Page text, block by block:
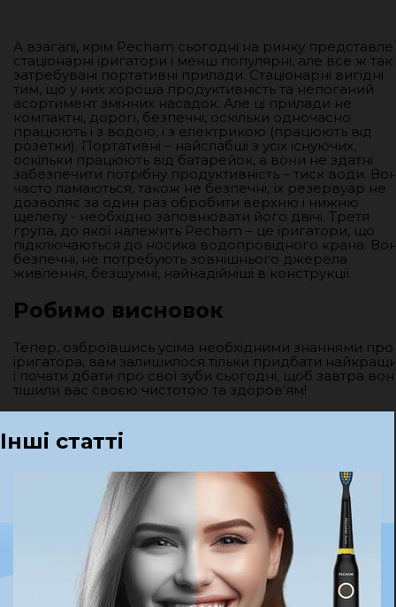
А взагалі, крім Pecham сьогодні на ринку
стаціонарні іригатори і менш популярні, але все ж
затребувані портативні прилади. Стаціонарні вигідні
тим, що у них хороша продуктивність та непоганий
асортимент змінних насадок. Але ці прилади не
компактні, дорогі, безпечні, оскільки одночасно
працюють і з водою, і з електрикою (працюють від
розетки). Портативні – найслабші з усіх існуючих,
оскільки працюють від батарейок, а вони не здатні
забезпечити потрібну продуктивність – тиск води.
часто ламаються, також не безпечні, їх резервуар не
дозволяє за один раз обробити верхню і нижню
щелепу - необхідно заповнювати його двічі. Третя
група, до якої належить Pecham – це іригатори, що
підключаються до носика водопровідного крана.
безпечні, не потребують зовнішнього джерела
живлення, безшумні, найнадійніші в конструкції.
Робимо висновок
Тепер, озброївшись усіма необхідними знаннями про
іригатора, вам залишилося тільки придбати
і почати дбати про свої зуби сьогодні, щоб завтра
тішили вас своєю чистотою та здоров'ям!
Інші статті